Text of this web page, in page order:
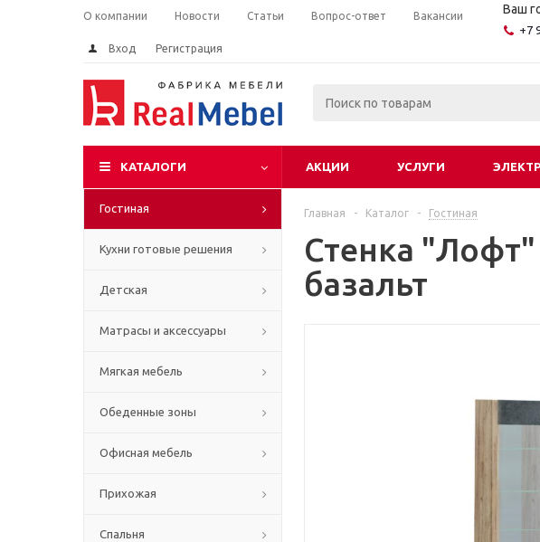
О компании Новости Статьи Вопрос-ответ Вакансии Ваш
+7
Вход
Регистрация
КАТАЛОГИ АКЦИИ УСЛУГИ
Гостиная
Кухни готовые решения
Детская
Матрасы и аксессуары
Мягкая мебель
Обеденные зоны
Офисная мебель
Прихожая
Спальня
Главная - Каталог - Гостиная
Стенка
базальт